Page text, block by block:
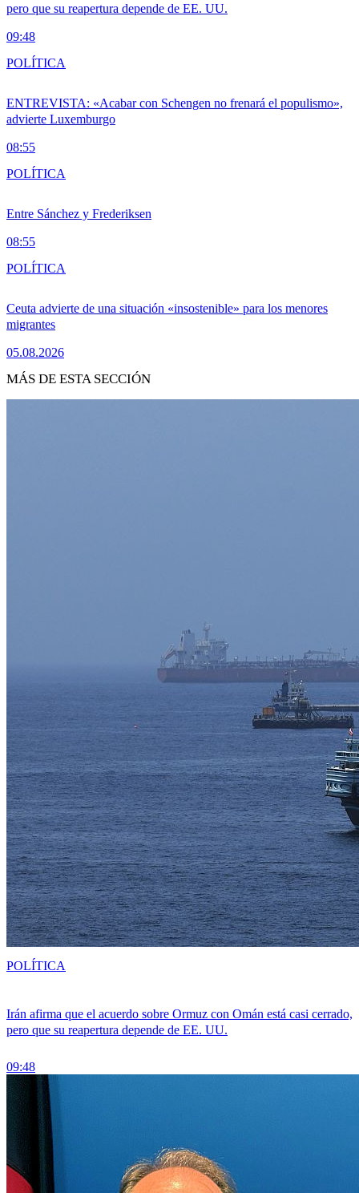
pero que su reapertura depende de EE. UU.
09:48
ENTREVISTA: «Acabar con Schengen no frenará el populismo»,
advierte Luxemburgo
08:55
POLÍTICA
Entre Sánchez y Frederiksen
08:55
POLÍTICA
Ceuta advierte de una situación «insostenible» para los menores
migrantes
05.08.2026
POLÍTICA
MÁS DE ESTA SECCIÓN
Irán afirma que el acuerdo sobre Ormuz con Omán está casi cerrado,
pero que su reapertura depende de EE. UU.
09:48
POLÍTICA